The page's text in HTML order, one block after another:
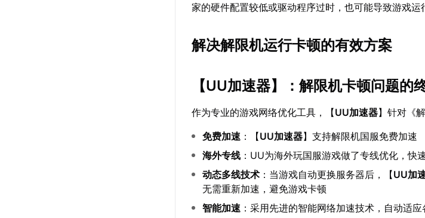
家的硬件配置较低或驱动程序过时，也可能导致游戏运
解决解限机运行卡顿的有效方案
【UU加速器】：解限机卡顿问题的
作为专业的游戏网络优化工具，【UU加速器】针对《
免费加速 ：【UU加速器】支持解限机国服免费加速
海外专线 ：UU为海外玩国服游戏做了专线优化，快
动态多线技术 ：当游戏自动更换服务器后，【UU加
无需重新加速，避免游戏卡顿
智能加速 ：采用先进的智能网络加速技术，自动适